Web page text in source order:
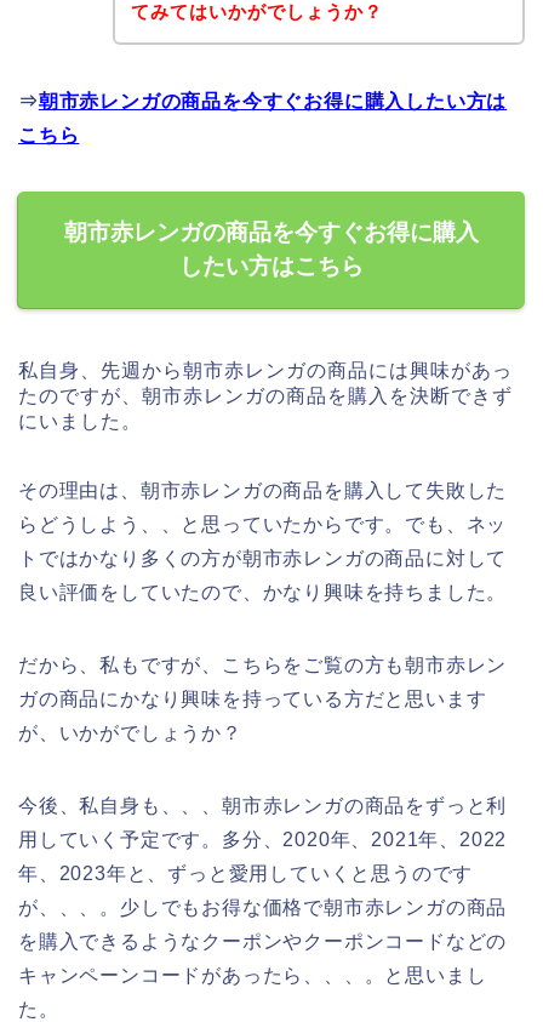
てみてはいかがでしょうか？
⇒朝市赤レンガの商品を今すぐお得に購入したい方は
こちら
朝市赤レンガの商品を今すぐお得に購入
したい方はこちら
私自身、先週から朝市赤レンガの商品には興味があっ
たのですが、朝市赤レンガの商品を購入を決断できず
にいました。
その理由は、朝市赤レンガの商品を購入して失敗した
らどうしよう、、と思っていたからです。でも、ネッ
トではかなり多くの方が朝市赤レンガの商品に対して
良い評価をしていたので、かなり興味を持ちました。
だから、私もですが、こちらをご覧の方も朝市赤レン
ガの商品にかなり興味を持っている方だと思います
が、いかがでしょうか？
今後、私自身も、、、朝市赤レンガの商品をずっと利
用していく予定です。多分、2020年、2021年、2022
年、2023年と、ずっと愛用していくと思うのです
が、、、。少しでもお得な価格で朝市赤レンガの商品
を購入できるようなクーポンやクーポンコードなどの
キャンペーンコードがあったら、、、。と思いまし
た。